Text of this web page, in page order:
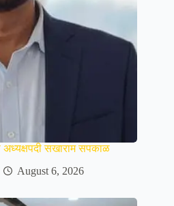
सखाराम सपकाळ
August 6, 2026